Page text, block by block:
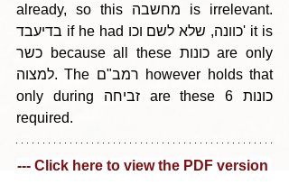
already, so this מחשבה is irrelevant.
בדיעבד if he had כוונה, שלא לשם וכו' it is
כשר because all these כונות are only
למצוה. The רמב"ם however holds that
only during זביחה are these 6 כונות
required.
--- Click here to view the PDF version